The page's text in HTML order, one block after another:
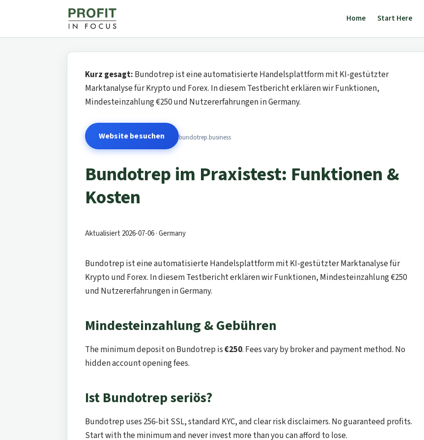
Home Start Here
Kurz gesagt: Bundotrep ist eine automatisierte Handelsplattform mit KI-gestützter
Marktanalyse für Krypto und Forex. In diesem Testbericht erklären wir Funktionen,
Mindesteinzahlung €250 und Nutzererfahrungen in Germany.
Website besuchen bundotrep.business
Bundotrep im Praxistest: Funktionen &
Kosten
Aktualisiert 2026-07-06 · Germany
Bundotrep ist eine automatisierte Handelsplattform mit KI-gestützter Marktanalyse für
Krypto und Forex. In diesem Testbericht erklären wir Funktionen, Mindesteinzahlung €250
und Nutzererfahrungen in Germany.
Mindesteinzahlung & Gebühren
The minimum deposit on Bundotrep is€250. Fees vary by broker and payment method. No
hidden account opening fees.
Ist Bundotrep seriös?
Bundotrep uses 256-bit SSL, standard KYC, and clear risk disclaimers. No guaranteed profits.
Start with the minimum and never invest more than you can afford to lose.